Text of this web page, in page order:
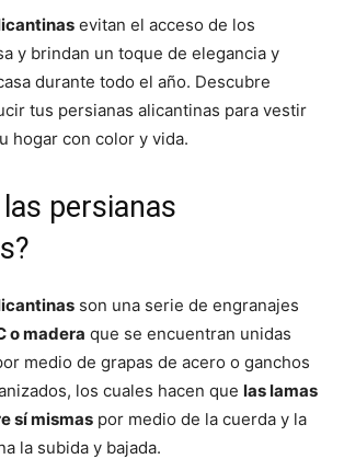
evitan el acceso de los
y brindan un toque de elegancia y
durante todo el año. Descubre
tus persianas alicantinas para vestir
hogar con color y vida.
persianas
son una serie de engranajes
o madera que se encuentran unidas
medio de grapas de acero o ganchos
los cuales hacen que las lamas
sí mismas por medio de la cuerda y la
la subida y bajada.